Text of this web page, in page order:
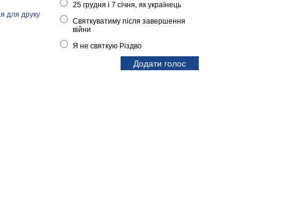
для друку
25 грудня і 7 січня, як українець
Святкуватиму після завершення
війни
Я не святкую Різдво